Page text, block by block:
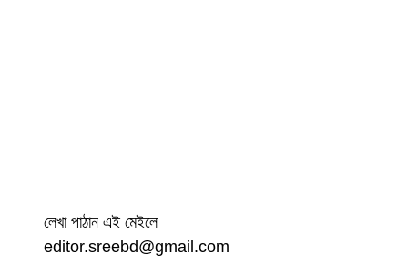
লেখা পাঠান এই মেইলে
editor.sreebd@gmail.com